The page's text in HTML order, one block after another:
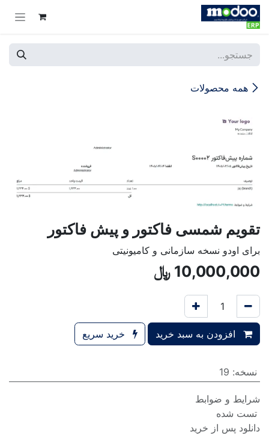
Skip to Content
همه محصولات
تقویم شمسی فاکتور و پیش فاکتور
برای اودو نسخه سازمانی و کامیونیتی
10,000,000 ﷼
افزودن به سبد خرید خرید سریع
نسخه:
19
شرایط و ضوابط
تست شده
دانلود پس از خرید